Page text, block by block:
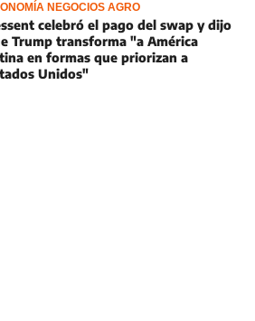
NEGOCIOS AGRO
celebró el pago del swap y dijo
Trump transforma "a América
en formas que priorizan a
Unidos"